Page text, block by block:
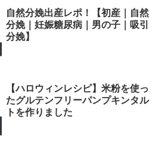
自然分娩出産レポ！【初産｜自然
分娩｜妊娠糖尿病｜男の子｜吸引
分娩】
【ハロウィンレシピ】米粉を使っ
たグルテンフリーパンプキンタル
トを作りました